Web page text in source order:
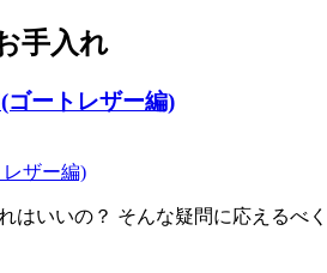
手入れ
ゴートレザー編)
はいいの？ そんな疑問に応える